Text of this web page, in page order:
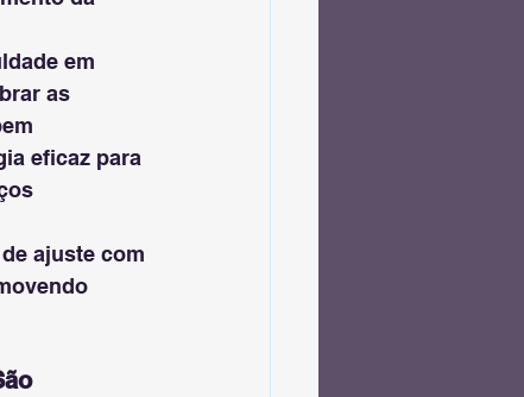
em
as
eficaz para
ajuste com